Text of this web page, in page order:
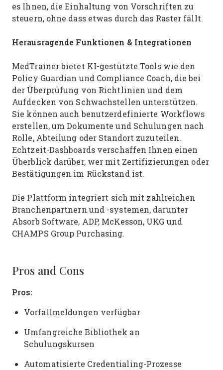
es Ihnen, die Einhaltung von Vorschriften zu
steuern, ohne dass etwas durch das Raster fällt.
Herausragende Funktionen & Integrationen
MedTrainer bietet KI-gestützte Tools wie den
Policy Guardian und Compliance Coach, die bei
der Überprüfung von Richtlinien und dem
Aufdecken von Schwachstellen unterstützen.
Sie können auch benutzerdefinierte Workflows
erstellen, um Dokumente und Schulungen nach
Rolle, Abteilung oder Standort zuzuteilen.
Echtzeit-Dashboards verschaffen Ihnen einen
Überblick darüber, wer mit Zertifizierungen oder
Bestätigungen im Rückstand ist.
Die Plattform integriert sich mit zahlreichen
Branchenpartnern und -systemen, darunter
Absorb Software, ADP, McKesson, UKG und
CHAMPS Group Purchasing.
Pros and Cons
Pros:
Vorfallmeldungen verfügbar
Umfangreiche Bibliothek an
Schulungskursen
Automatisierte Credentialing-Prozesse